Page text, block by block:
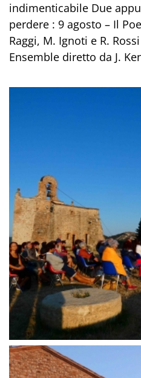
indimenticabile Due
perdere : 9 agosto – Il
Raggi, M. Ignoti e R.
Ensemble diretto da J.